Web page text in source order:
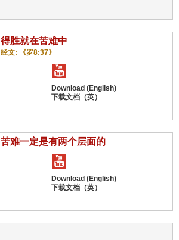
得胜就在苦难中
经文: 《罗8:37》
苦难一定是有两个层面的